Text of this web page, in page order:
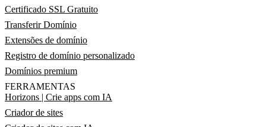
Certificado SSL Gratuito
Transferir Domínio
Extensões de domínio
Registro de domínio personalizado
Domínios premium
FERRAMENTAS
Horizons | Crie apps com IA
Criador de sites